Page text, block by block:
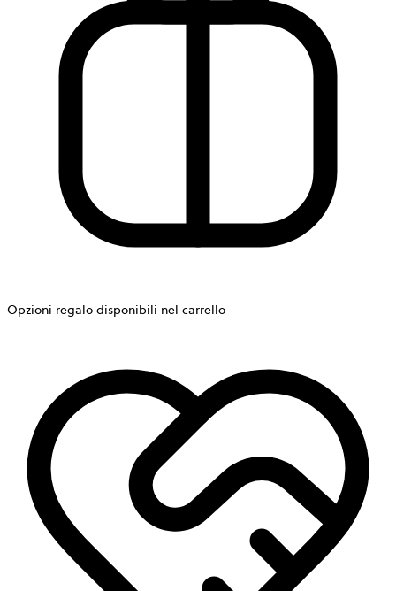
Opzioni regalo disponibili nel carrello